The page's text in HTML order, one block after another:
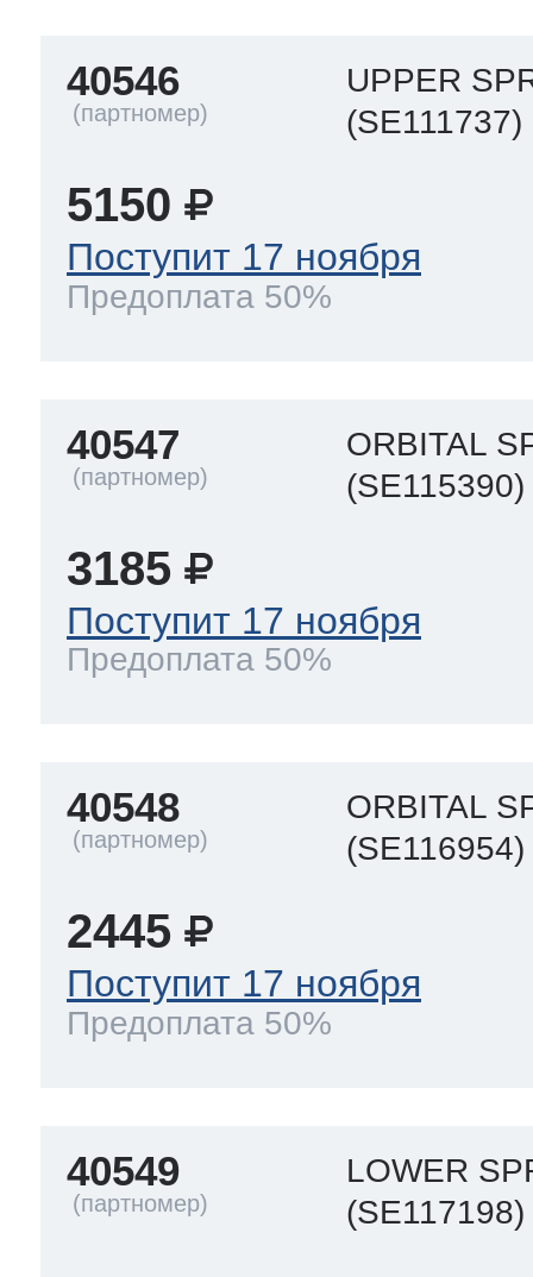
40546
UPPER
(SE111737)
5150
Поступит 17 ноября
Предоплата 50%
40547
ORBITAL
(SE115390)
3185
Поступит 17 ноября
Предоплата 50%
40548
ORBITAL
(SE116954)
2445
Поступит 17 ноября
Предоплата 50%
40549
LOWER
(SE117198)